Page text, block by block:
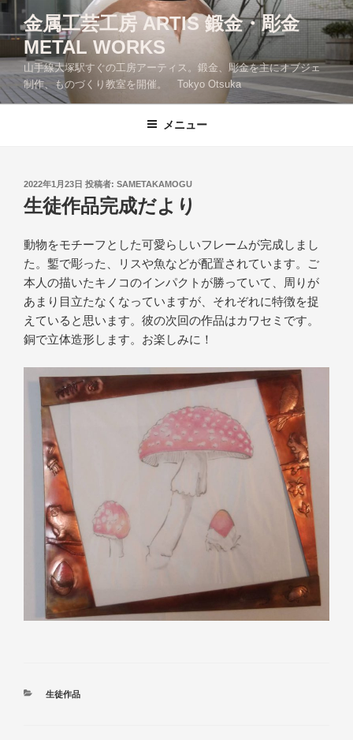
ン
ツ
へ
金属工芸工房 ARTIS 鍛金・彫金
METAL WORKS
山手線大塚駅すぐの工房アーティス。鍛金、彫金を主にオブジェ
制作、ものづくり教室を開催。 Tokyo Otsuka
メニュー
投
稿
日:
2022年1月23日 投稿者: SAMETAKAMOGU
生徒作品完成だより
動物をモチーフとした可愛らしいフレームが完成しまし
た。鏨で彫った、リスや魚などが配置されています。ご
本人の描いたキノコのインパクトが勝っていて、周りが
あまり目立たなくなっていますが、それぞれに特徴を捉
えていると思います。彼の次回の作品はカワセミです。
銅で立体造形します。お楽しみに！
カ
生徒作品